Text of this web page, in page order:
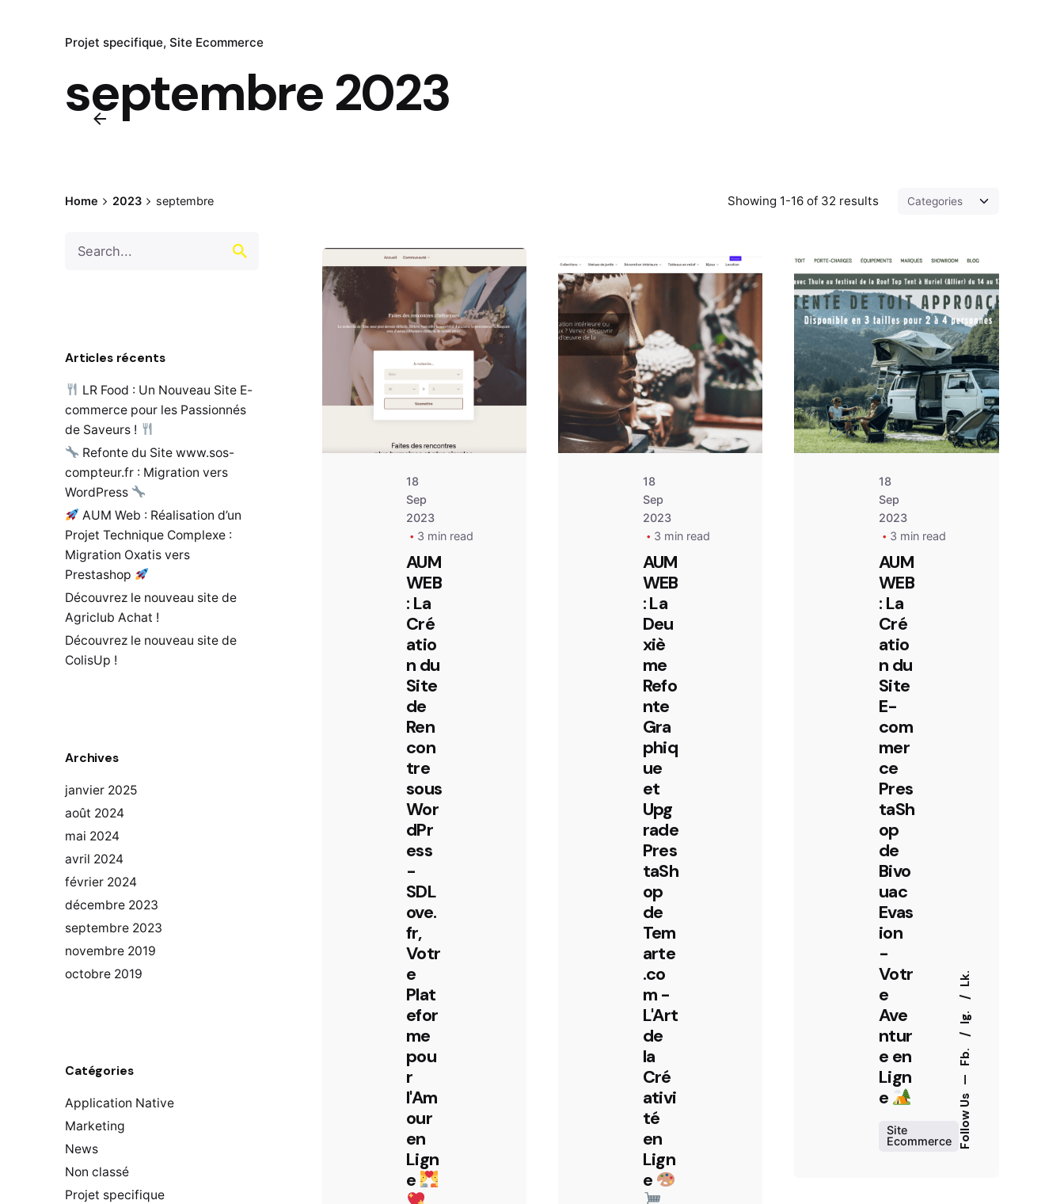
Follow Us
Fb.
Ig.
Lk.
Projet specifique Site Ecommerce
septembre 2023
Home 2023 septembre Showing 1-16 of 32 results
for
Articles récents
LR Food : Un Nouveau Site E-
commerce pour les Passionnés
de Saveurs !
Refonte du Site www.sos-
compteur.fr : Migration vers
WordPress
AUM Web : Réalisation d’un
Projet Technique Complexe :
Migration Oxatis vers
Prestashop
Découvrez le nouveau site de
Agriclub Achat !
Découvrez le nouveau site de
ColisUp !
Archives
janvier 2025
août 2024
mai 2024
avril 2024
février 2024
décembre 2023
septembre 2023
novembre 2019
octobre 2019
Catégories
Application Native
Marketing
News
Non classé
Projet specifique
Posted by
contact@aumweb.fr
18
Sep
2023
3 min read
AUM
WEB
: La
Cré
atio
n du
Site
de
Ren
con
tre
sous
Wor
dPr
ess
-
SDL
ove.
fr,
Votr
e
Plat
efor
me
pou
r
l'Am
our
en
Lign
e
Posted by
contact@aumweb.fr
18
Sep
2023
3 min read
AUM
WEB
: La
Deu
xiè
me
Refo
nte
Gra
phiq
ue
et
Upg
rade
Pres
taSh
op
de
Tem
arte
.co
m -
L'Art
de
la
Cré
ativi
té
en
Lign
e
Posted by
contact@aumweb.fr
18
Sep
2023
3 min read
AUM
WEB
: La
Cré
atio
n du
Site
E-
com
mer
ce
Pres
taSh
op
de
Bivo
uac
Evas
ion
-
Votr
e
Ave
ntur
e en
Lign
e
Site
Ecommerce